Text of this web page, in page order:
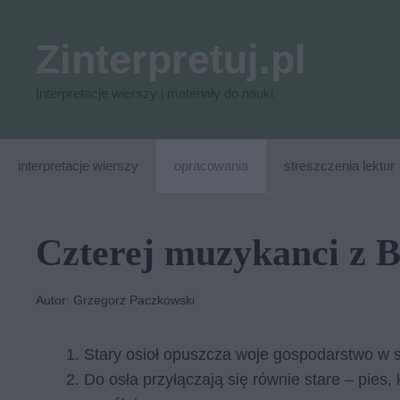
interpretacje wierszy opracowania streszczenia lektur
Czterej muzykanci z
Autor: Grzegorz Paczkowski
Stary osioł opuszcza woje gospodarstwo
Do osła przyłączają się równie stare –